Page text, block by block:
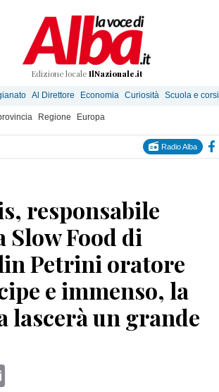
Edizione locale IlNazionale.it
Al Direttore Economia Curiosità Scuola e corsi
Regione Europa
Radio Alba
responsabile
Slow Food di
Petrini oratore
e immenso, la
lascerà un grande